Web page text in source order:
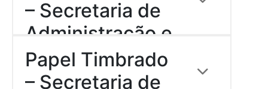
Agronegócios
– Secretaria de
Administração e
Recursos
Humanos
Download
Papel Timbrado
– Secretaria de